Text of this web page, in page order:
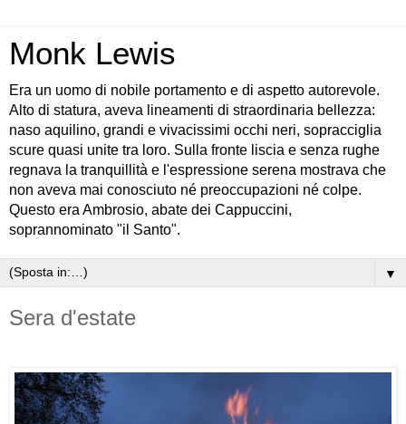
Monk Lewis
Era un uomo di nobile portamento e di aspetto autorevole.
Alto di statura, aveva lineamenti di straordinaria bellezza:
naso aquilino, grandi e vivacissimi occhi neri, sopracciglia
scure quasi unite tra loro. Sulla fronte liscia e senza rughe
regnava la tranquillità e l'espressione serena mostrava che
non aveva mai conosciuto né preoccupazioni né colpe.
Questo era Ambrosio, abate dei Cappuccini,
soprannominato "il Santo".
▼
Sera d'estate